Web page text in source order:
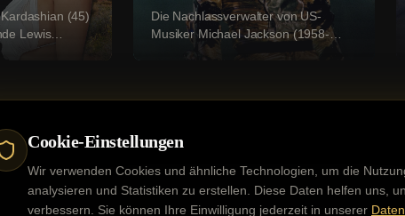
Cookie-Einstellungen
Wir verwenden Cookies und ähnliche Technologien, um die
analysieren und Statistiken zu erstellen. Diese Daten helfen uns,
verbessern. Sie können Ihre Einwilligung jederzeit in unserer
Wüste (45)
Lewis
Missbrauchsvorwürfe
Die Nachlassverwalter von US-
Musiker Michael Jackson (1958-
KontaktImpressumDatenschutzWerbung buchen